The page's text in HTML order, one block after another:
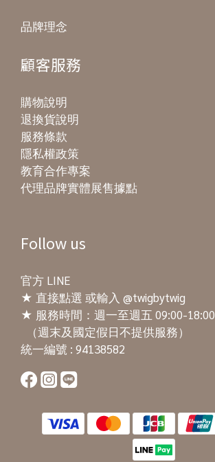
品牌理念
顧客服務
購物說明
退換貨說明
服務條款
隱私權政策
教育合作專案
代理品牌實體展售據點
Follow us
官方 LINE
★ 直接點選 或輸入 @twigbytwig
★ 服務時間：週一至週五 09:00-18:00
（週末及國定假日不提供服務）
統一編號 : 94138582